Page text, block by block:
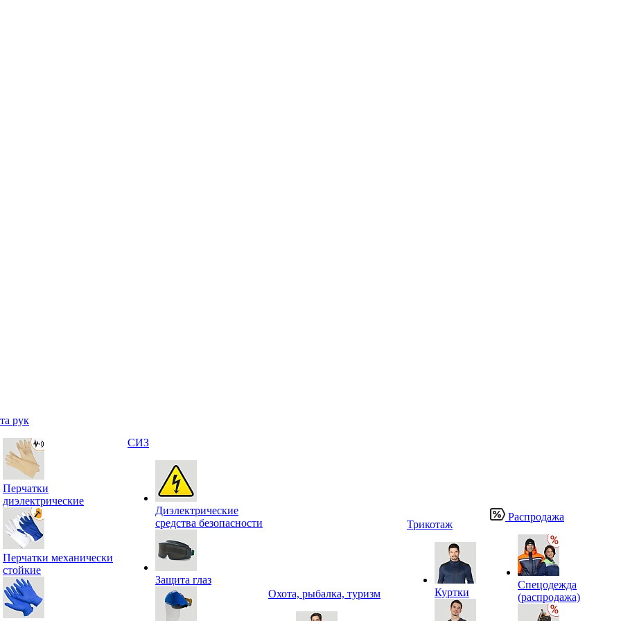
рук
Перчатки
диэлектрические
Перчатки механически
стойкие
СИЗ
Диэлектрические
средства безопасности
Защита глаз
Охота, рыбалка, туризм
Трикотаж
Куртки
Распродажа
Спецодежда
(распродажа)